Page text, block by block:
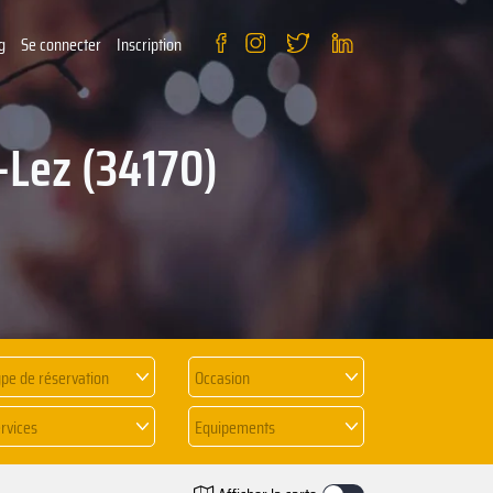
Se connecter Inscription
(34170)
de réservation
Occasion
Equipements